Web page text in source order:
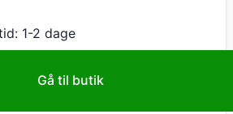
1-2 dage
Gå til butik